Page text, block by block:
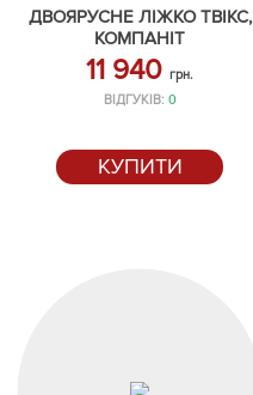
ДВОЯРУСНЕ ЛІЖКО ТВІКС,
КОМПАНІТ
11 940грн.
ВІДГУКІВ: 0
КУПИТИ